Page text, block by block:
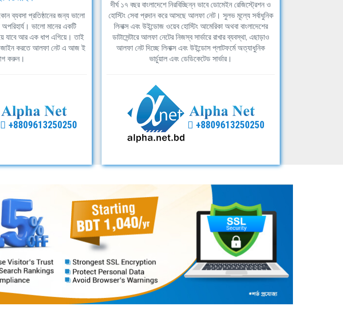
ব্যবসা প্রতিষ্ঠানের জন্য ভালো
ভালো মানের একটি
যাবে আর এক ধাপ এগিয়ে। তাই
করতে আলফা নেট এ আজ ই
করুন।
+8809613250250
দীর্ঘ ১৭ বছর বাংলাদেশে নিরবিচ্ছিন্ন ভাবে ডোমেইন রেজিস্ট্রেশন ও
হোস্টিং সেবা প্রদান করে আসছে আলফা নেট। সুলভ মূল্যে সর্বাধুনিক
লিনাক্স এবং উইন্ডোজ ওয়েব হোস্টিং আমেরিকা অথবা বাংলাদেশের
ডাটাসেন্টারে আলফা নেটের নিজস্ব সার্ভারে রাখার ব্যবস্থা, এছাড়াও
আলফা নেট দিচ্ছে লিনাক্স এবং উইন্ডোস প্লাটফর্মে অত্যাধুনিক
ভার্চুয়াল এবং ডেডিকেটেড সার্ভার।
+8809613250250